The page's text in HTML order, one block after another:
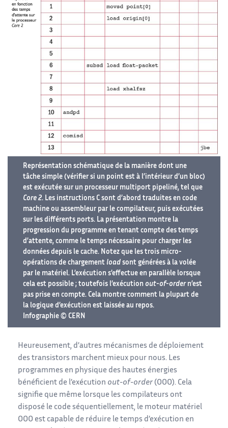
Représentation schématique de la manière dont une
tâche simple (vérifier si un point est à l’intérieur d’un bloc)
est exécutée sur un processeur multiport pipeliné, tel que
Core 2. Les instructions C sont d’abord traduites en code
machine ou assembleur par le compilateur, puis exécutées
sur les différents ports. La présentation montre la
progression du programme en tenant compte des temps
d’attente, comme le temps nécessaire pour charger les
données depuis le cache. Notez que les trois micro-
opérations de chargement load sont générées à la volée
par le matériel. L’exécution s’effectue en parallèle lorsque
cela est possible ; toutefois l’exécution out-of-ordern’est
pas prise en compte. Cela montre comment la plupart de
la logique d’exécution est laissée au repos.
Infographie © CERN
Heureusement, d’autres mécanismes de déploiement
des transistors marchent mieux pour nous. Les
programmes en physique des hautes énergies
bénéficient de l’exécution out-of-order(OOO). Cela
signifie que même lorsque les compilateurs ont
disposé le code séquentiellement, le moteur matériel
OOO est capable de réduire le temps d’exécution en